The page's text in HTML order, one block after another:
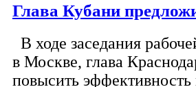
Глава Кубани
В ходе заседания
в Москве, глава
повысить эффективность